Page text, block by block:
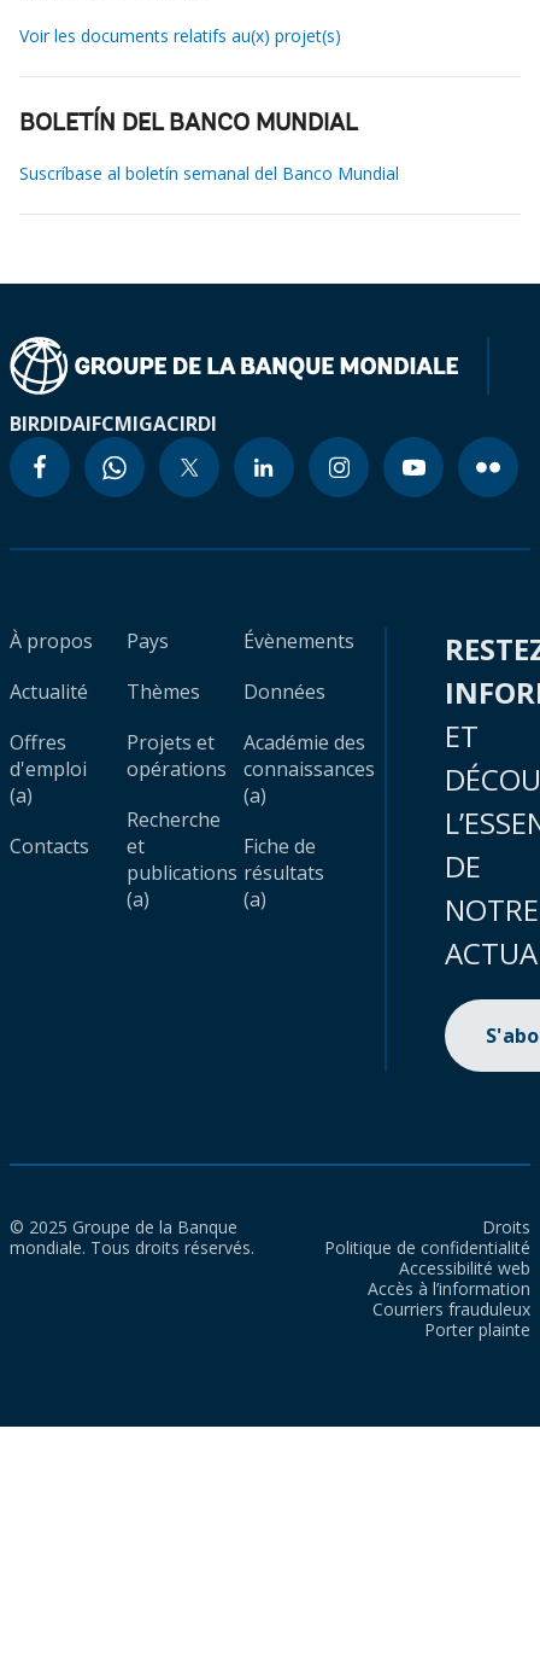
Voir les documents relatifs au(x) projet(s)
BOLETÍN DEL BANCO MUNDIAL
Suscríbase al boletín semanal del Banco Mundial
BIRDIDAIFCMIGACIRDI
À propos
Actualité
Offres
d'emploi
(a)
Contacts
Pays
Thèmes
Projets et
opérations
Recherche
et
publications
(a)
Évènements
Données
Académie des
connaissances
(a)
Fiche de
résultats
(a)
ET
DE
NOTRE
© 2025 Groupe de la Banque
mondiale. Tous droits réservés.
Droits
Politique de confidentialité
Accessibilité web
Accès à l’information
Courriers frauduleux
Porter plainte